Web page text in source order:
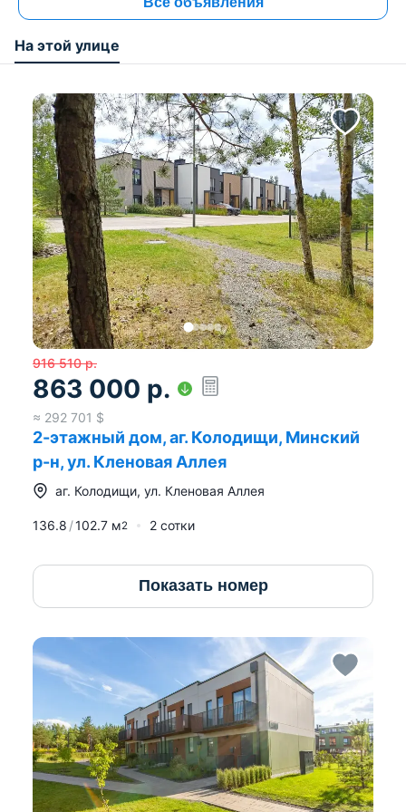
Планировка
кухня премиум-класса
салон-трапезария
домашний кинотеатр
веранда 17×3 м
гостевой санузел
кабинет / спальня с ванной
топочная
2 этаж:
2 спальни, каждая со своей ванной
мастер-спальня с джакузи
Дополнительно:
отдельный вход в автономную зону (≈30 м2):
комната отдыха
ТВ / интернет
сауна / баня
санузел
→ идеально для гостей, персонала или SPA-
зоны
Инженерия
Электроотопление по льготному тарифу (котёл
Дополнительно: газ и твердотопливный котёл
Газ — подведён к участку
Скважина — 70 м
Центральная канализация
Локация и безопасность
Закрытая территория, пропускная система (4
На этой улице
916 510 р.
863 000 р.
≈ 292 701 $
2-этажный дом, аг. Колодищи, Минский
р-н, ул. Кленовая Аллея
аг. Колодищи, ул. Кленовая Аллея
136.8 102.7 м2 2 сотки
Показать номер